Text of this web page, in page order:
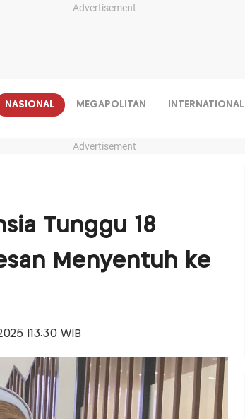
Advertisement
NASIONAL MEGAPOLITAN INTERNATIONAL
Advertisement
Tunggu 18
Menyentuh ke
|13:30 WIB